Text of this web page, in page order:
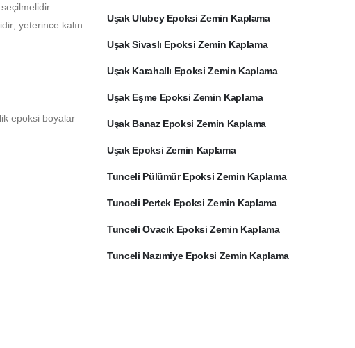
yeterince kalın
epoksi boyalar
Uşak Ulubey Epoksi Zemin Kaplama
Uşak Sivaslı Epoksi Zemin Kaplama
Uşak Karahallı Epoksi Zemin Kaplama
Uşak Eşme Epoksi Zemin Kaplama
Uşak Banaz Epoksi Zemin Kaplama
Uşak Epoksi Zemin Kaplama
Tunceli Pülümür Epoksi Zemin Kaplama
Tunceli Pertek Epoksi Zemin Kaplama
Tunceli Ovacık Epoksi Zemin Kaplama
Tunceli Nazımiye Epoksi Zemin Kaplama